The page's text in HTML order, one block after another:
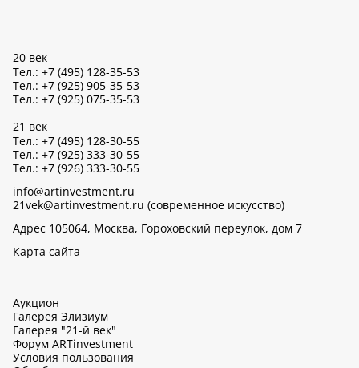
20 век
Тел.: +7 (495) 128-35-53
Тел.: +7 (925) 905-35-53
Тел.: +7 (925) 075-35-53
21 век
Тел.: +7 (495) 128-30-55
Тел.: +7 (925) 333-30-55
Тел.: +7 (926) 333-30-55
info@artinvestment.ru
21vek@artinvestment.ru (современное искусство)
Адрес 105064, Москва, Гороховский переулок, дом 7
Карта сайта
Аукцион
Галерея Элизиум
Галерея "21-й век"
Форум ARTinvestment
Условия пользования